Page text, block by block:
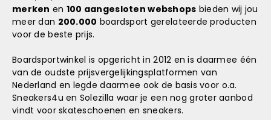
merken en 100 aangesloten webshops bieden wij jou
meer dan 200.000 boardsport gerelateerde producten
voor de beste prijs.
Boardsportwinkel is opgericht in 2012 en is daarmee één
van de oudste prijsvergelijkingsplatformen van
Nederland en legde daarmee ook de basis voor o.a.
Sneakers4u en Solezilla waar je een nog groter aanbod
vindt voor skateschoenen en sneakers.